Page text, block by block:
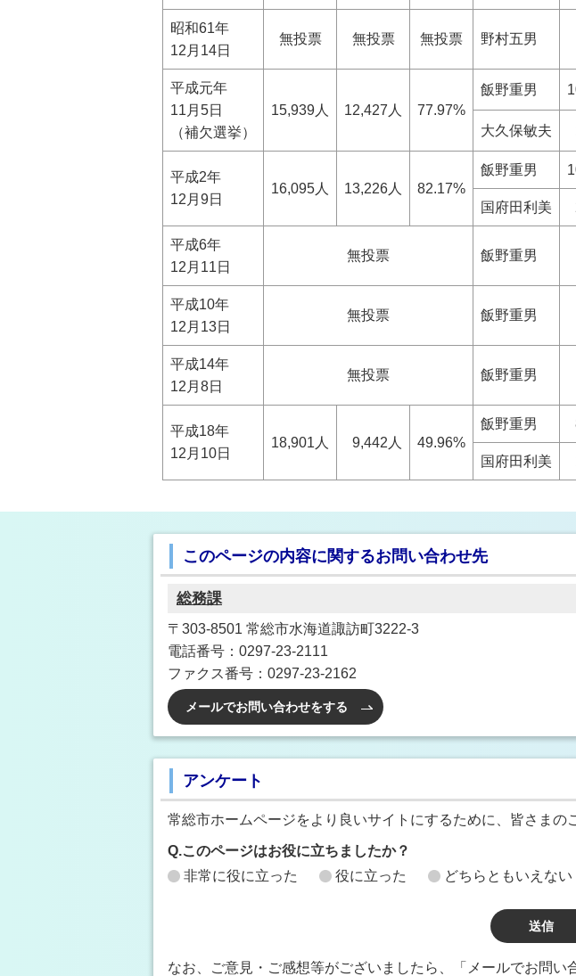
昭和61年
12月14日
無投票 無投票 無投票 野村五男
平成元年
11月5日
（補欠選挙）
15,939人 12,427人 77.97%
飯野重男
大久保敏夫
平成2年
12月9日
16,095人 13,226人 82.17%
飯野重男
国府田利美
平成6年
12月11日
無投票 飯野重男
平成10年
12月13日
無投票 飯野重男
平成14年
12月8日
無投票 飯野重男
平成18年
12月10日
18,901人 9,442人 49.96%
飯野重男
国府田利美
このページの内容に関するお問い合わせ先
総務課
〒303-8501 常総市水海道諏訪町3222-3
電話番号：0297-23-2111
ファクス番号：0297-23-2162
メールでお問い合わせをする
アンケート
常総市ホームページをより良いサイトにするために、皆さまの
Q.このページはお役に立ちましたか？
非常に役に立った
役に立った どちらともいえない
なお、ご意見・ご感想等がございましたら、「メールでお問い